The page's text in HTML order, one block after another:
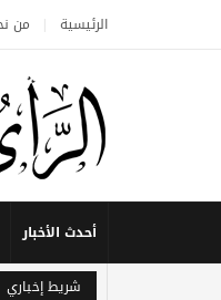
الرئيسية من
أحدث الأخبار
شريط إخباري